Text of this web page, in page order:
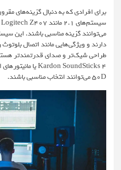
برای افرادی که به دنبال گزینه‌های
سیستم‌های 2.1 مانند Logitech Z407 یا
می‌توانند گزینه مناسبی باشند. این
دارند و ویژگی‌هایی مانند اتصال بلوتوث
50D می‌توانند انتخاب مناسبی باشند.